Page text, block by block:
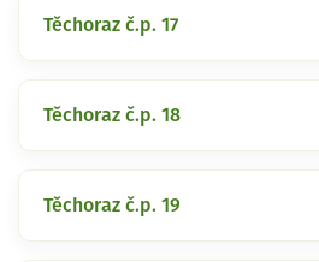
Těchoraz č.p. 17
Těchoraz č.p. 18
Těchoraz č.p. 19